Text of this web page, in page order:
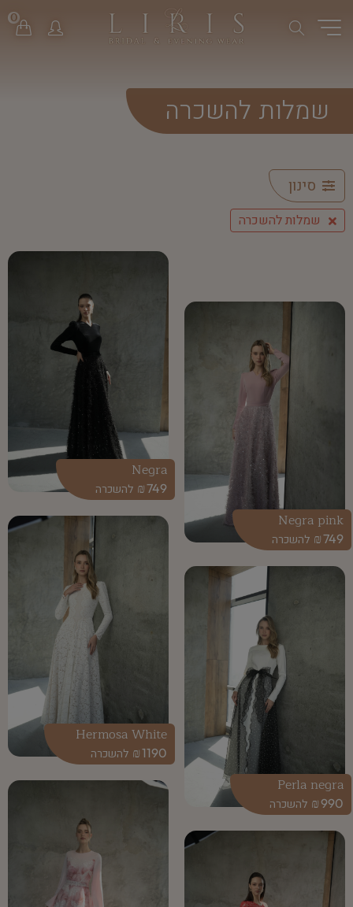
0
שמלות להשכרה
סינון
שמלות להשכרה
749
₪
Negra pink
749
₪
Negra
990
₪
Perla negra
1190
₪
Hermosa White